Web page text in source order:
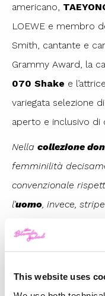
This website uses
americano,
LOEWE e membro
Smith, cantante e
Grammy Award, la
070 Shake e
variegata selezione
aperto e inclusivo di
Nella collezione
femminilità
convenzionale
l’uomo , invece,
vivaci stampe
aggiungono